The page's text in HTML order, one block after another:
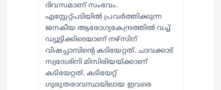
ദിവസമാണ് സംഭവം.
എസ്റ്റേറ്റ്പടിയില്‍ പ്രവര്‍ത്തിക്കുന്ന
ജനകീയ ആരോഗ്യകേന്ദ്രത്തില്‍ വച്ച്
ഡ്യൂട്ടിക്കിടെയാണ് നഴ്സിന്
വിഷപ്പാമ്പിന്റെ കടിയേറ്റത്. ചാവക്കാട്
സ്വദേശിനി മിസിരിയയ്ക്കാണ്
കടിയേറ്റത്. കടിയേറ്റ്
ഗുരുതരാവസ്ഥയിലായ ഇവരെ